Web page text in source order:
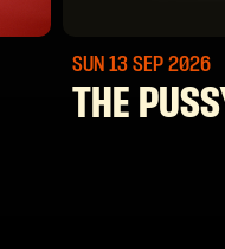
SUN 13 SEP 2026
THE